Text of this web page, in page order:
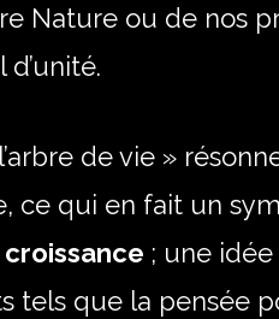
Nature ou de nos
de vie »
ce qui en fait un
croissance ; une
tels que la pensée